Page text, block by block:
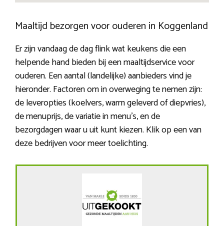
Maaltijd bezorgen voor ouderen in Koggenland
Er zijn vandaag de dag flink wat keukens die een
helpende hand bieden bij een maaltijdservice voor
ouderen. Een aantal (landelijke) aanbieders vind je
hieronder. Factoren om in overweging te nemen zijn:
de leveropties (koelvers, warm geleverd of diepvries),
de menuprijs, de variatie in menu’s, en de
bezorgdagen waar u uit kunt kiezen. Klik op een van
deze bedrijven voor meer toelichting.